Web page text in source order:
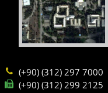
(+90) (312) 297 7000
(+90) (312) 299 2125